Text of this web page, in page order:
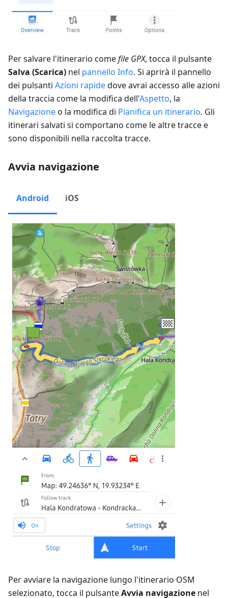
Per salvare l'itinerario comefile GPX, tocca il pulsante
Salva (Scarica) nel pannello Info. Si aprirà il pannello
dei pulsanti Azioni rapidedove avrai accesso alle azioni
della traccia come la modifica dell'Aspetto, la
Navigazioneo la modifica di Pianifica un itinerario. Gli
itinerari salvati si comportano come le altre tracce e
sono disponibili nella raccolta tracce.
Avvia navigazione
Android iOS
Per avviare la navigazione lungo l'itinerario OSM
selezionato, tocca il pulsanteAvvia navigazione nel